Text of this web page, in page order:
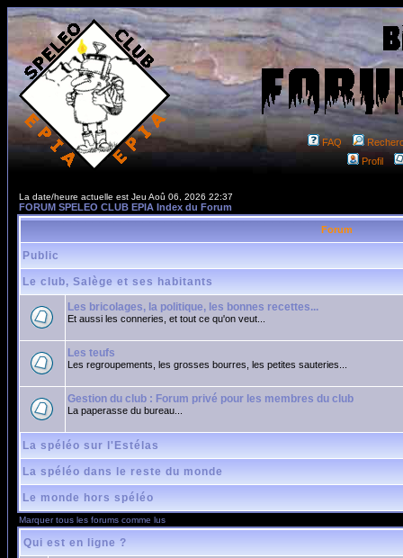
FAQ
Profil
La date/heure actuelle est Jeu Aoû 06, 2026 22:37
FORUM SPELEO CLUB EPIA Index du Forum
Forum
Public
Le club, Salège et ses habitants
Les bricolages, la politique, les bonnes recettes...
Et aussi les conneries, et tout ce qu'on veut...
Les teufs
Les regroupements, les grosses bourres, les petites sauteries...
Gestion du club : Forum privé pour les membres du club
La paperasse du bureau...
La spéléo sur l'Estélas
La spéléo dans le reste du monde
Le monde hors spéléo
Marquer tous les forums comme lus
Qui est en ligne ?